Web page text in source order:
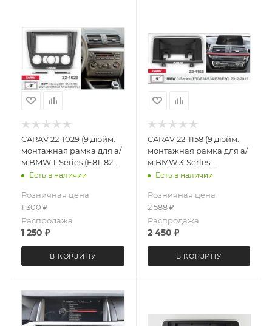
CARAV 22-1029 (9 дюйм.
монтажная рамка для а/
м BMW 1-Series (E81, 82,
87, 88) 2007-2011)
Есть в наличии
Розничная цена
1 300₽
Распродажа
1 250 ₽
В КОРЗИНУ
CARAV 22-1158 (9 дюйм.
монтажная рамка для а/
м BMW 3-Series
(F30/F31/F34/F35/F80)
Есть в наличии
Розничная цена
2 588₽
Распродажа
2 450 ₽
В КОРЗИНУ